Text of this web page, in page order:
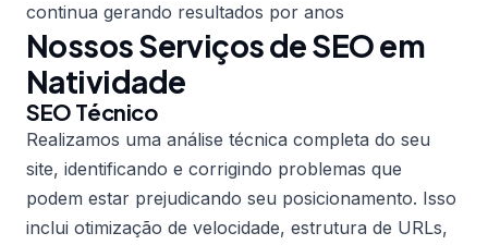
continua gerando resultados por anos
Nossos Serviços de SEO em
Natividade
SEO Técnico
Realizamos uma análise técnica completa do seu
site, identificando e corrigindo problemas que
podem estar prejudicando seu posicionamento. Isso
inclui otimização de velocidade, estrutura de URLs,